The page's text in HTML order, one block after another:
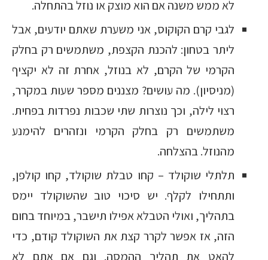
לא ממש משנה אם הוא מוצק או נוזל בהתחלה.
לגבי קרם הקוקוס, אני משערת שאתם יודעים, אבל
ליתר בטחון: להכנת הקצפת, משתמשים רק בחלק
הקרמי של הקרם, לא בנוזל, אחרת זה לא יקציף
(מניסיון). מה עושים? מצננים מספר שעות במקרר,
רצוי לילה, וכך נוצרות שתי שכבות נפרדות בפחית.
משתמשים רק בחלק הקרמי ונזהרים להימנע
מהנוזל. בהצלחה.
תלתלי שוקולד – קחו טבלת שוקולד, קחו קולפן,
ותתחילו לקלף. יש סיכוי טוב שהשוקולד יימס
בתהליך, ואולי הטבלא אפילו תישבר, במיוחד בחום
הזה, אז אפשר לקרר קצת את השוקולד קודם, כדי
להאט את תהליך ההמסה. וגם אם אתם לא